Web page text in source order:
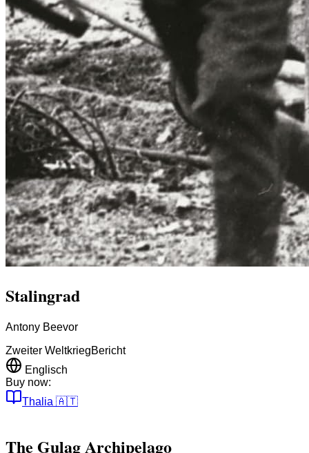
Stalingrad
Antony Beevor
Zweiter WeltkriegBericht
Englisch
Buy now:
Thalia 🇦🇹
The Gulag Archipelago